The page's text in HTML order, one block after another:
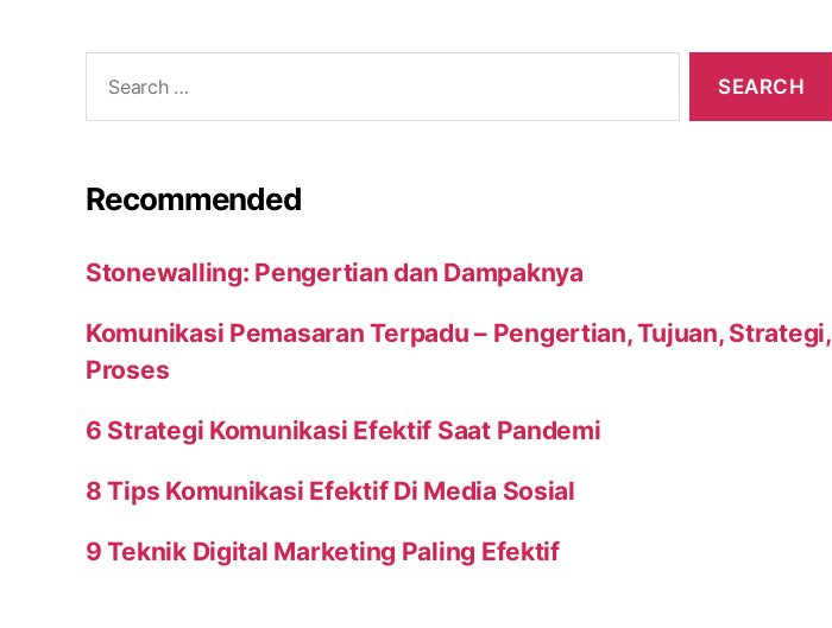
for:
Recommended
Stonewalling: Pengertian dan Dampaknya
Komunikasi Pemasaran Terpadu – Pengertian, Tujuan, Strategi,
Proses
6 Strategi Komunikasi Efektif Saat Pandemi
8 Tips Komunikasi Efektif Di Media Sosial
9 Teknik Digital Marketing Paling Efektif